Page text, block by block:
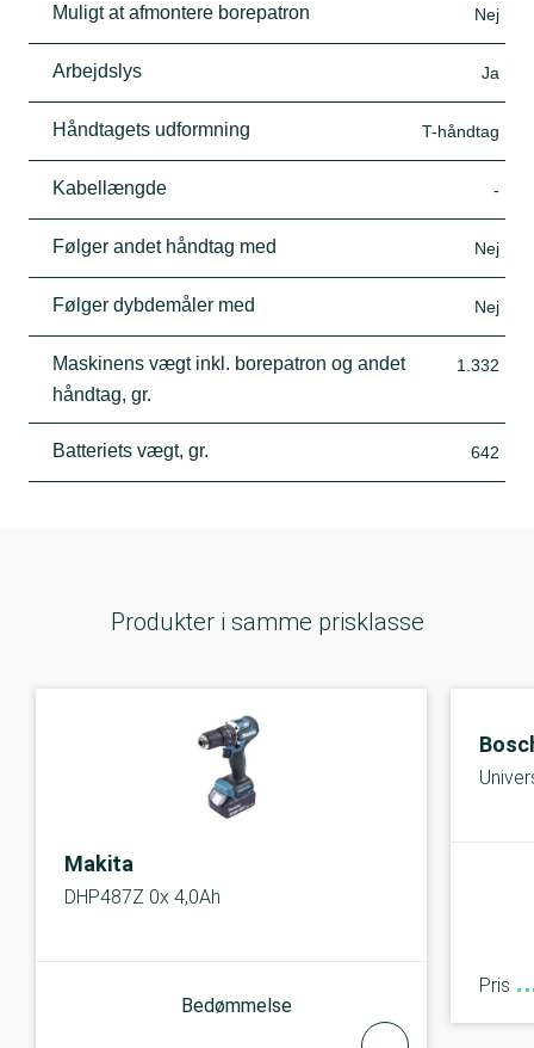
Muligt at afmontere borepatron Nej
Arbejdslys Ja
Håndtagets udformning T-håndtag
Kabellængde -
Følger andet håndtag med Nej
Følger dybdemåler med Nej
Maskinens vægt inkl. borepatron og andet
håndtag, gr.
1.332
Batteriets vægt, gr. 642
Produkter i samme prisklasse
Makita
DHP487Z 0x 4,0Ah
Bedømmelse
Pris